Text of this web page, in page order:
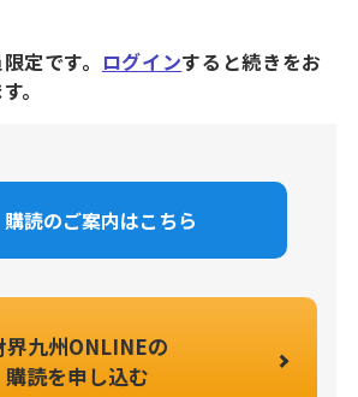
定です。 ログインすると続きをお
。
購読のご案内はこちら
界九州ONLINEの
購読を申し込む